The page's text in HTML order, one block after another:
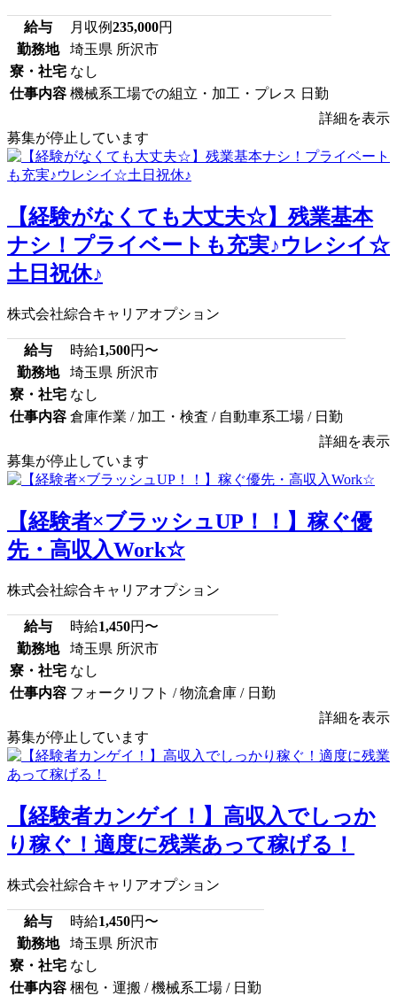
給与 月収例235,000円
勤務地
埼玉県 所沢市
寮・社宅 なし
仕事内容 機械系工場での組立・加工・プレス 日勤
詳細を表示
募集が停止しています
【経験がなくても大丈夫☆】残業基本
ナシ！プライベートも充実♪ウレシイ☆
土日祝休♪
株式会社綜合キャリアオプション
給与 時給1,500円〜
勤務地
埼玉県 所沢市
寮・社宅 なし
仕事内容 倉庫作業 / 加工・検査 / 自動車系工場 / 日勤
詳細を表示
募集が停止しています
【経験者×ブラッシュUP！！】稼ぐ優
先・高収入Work☆
株式会社綜合キャリアオプション
給与 時給1,450円〜
勤務地
埼玉県 所沢市
寮・社宅 なし
仕事内容 フォークリフト / 物流倉庫 / 日勤
詳細を表示
募集が停止しています
【経験者カンゲイ！】高収入でしっか
り稼ぐ！適度に残業あって稼げる！
株式会社綜合キャリアオプション
給与 時給1,450円〜
勤務地
埼玉県 所沢市
寮・社宅 なし
仕事内容 梱包・運搬 / 機械系工場 / 日勤